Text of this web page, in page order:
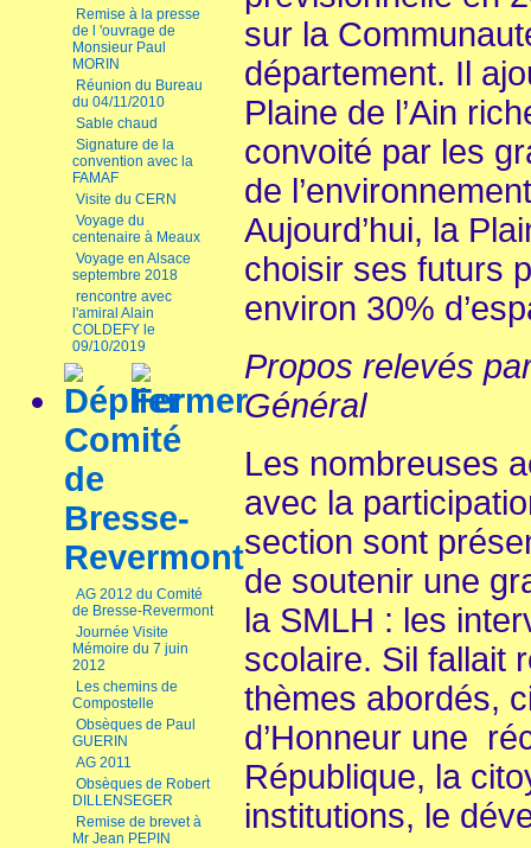
Remise à la presse
de l 'ouvrage de
Monsieur Paul
MORIN
Réunion du Bureau
du 04/11/2010
Sable chaud
Signature de la
convention avec la
FAMAF
Visite du CERN
Voyage du
centenaire à Meaux
Voyage en Alsace
septembre 2018
rencontre avec
l'amiral Alain
COLDEFY le
09/10/2019
Comité
de
Bresse-
Revermont
AG 2012 du Comité
de Bresse-Revermont
Journée Visite
Mémoire du 7 juin
2012
Les chemins de
Compostelle
Obsèques de Paul
GUERIN
AG 2011
Obsèques de Robert
DILLENSEGER
Remise de brevet à
Mr Jean PEPIN
sur la
département. Il
Plaine de l’Ain
convoité par les
de
Aujourd’hui, la
choisir ses futurs
environ 30%
Propos relevés
Général
Les nombreuses
avec la
section sont
de soutenir une
la SMLH : les
scolaire. Sil fallait
thèmes abordés,
d’Honneur une
République, la
institutions, le